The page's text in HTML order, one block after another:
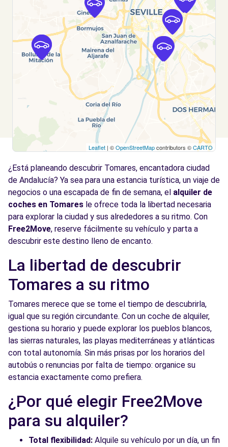
Ver agencia
Free2Move Rent - AUTOMARES - Sevilla
8.4
km
Calle Jardín de la Isla
Sevilla, AN, 41014
Free2Move Rent - DICAR,S.L. - Bollullos de la8.7
km
AVDA. DE LA CONSTITUCION, S/N--
Bollullos de la Mitación, 41110
Free2Move Rent - DICAR,S.L. - Bollullos de la
AVDA. DE LA CONSTITUCION, S/N--
Bollullos de la Mitación, 41110
Ver agencia
Free2Move Rent - S&YOU SEVILLA -
Calonge - Sevilla (P)
9.0
km
Polígono Industrial Calonge. C/ Aviación 69
Sevilla, 41007
Free2Move Rent - VIUDA DE TERRY, S.L. /
TERRY PRESTIGE S.L. - Sevilla (D)
km
Leaflet | ©OpenStreetMapcontributors ©CARTO
¿Está planeando descubrir Tomares, encantadora ciudad
de Andalucía? Ya sea para una estancia turística, un viaje de
negocios o una escapada de fin de semana, el alquiler de
coches en Tomares le ofrece toda la libertad necesaria
para explorar la ciudad y sus alrededores a su ritmo. Con
Free2Move, reserve fácilmente su vehículo y parta a
descubrir este destino lleno de encanto.
La libertad de descubrir
Tomares a su ritmo
Tomares merece que se tome el tiempo de descubrirla,
igual que su región circundante. Con un coche de alquiler,
gestiona su horario y puede explorar los pueblos blancos,
las sierras naturales, las playas mediterráneas y atlánticas
con total autonomía. Sin más prisas por los horarios del
autobús o renuncias por falta de tiempo: organice su
estancia exactamente como prefiera.
¿Por qué elegir Free2Move
para su alquiler?
Total flexibilidad: Alquile su vehículo por un día, un fin